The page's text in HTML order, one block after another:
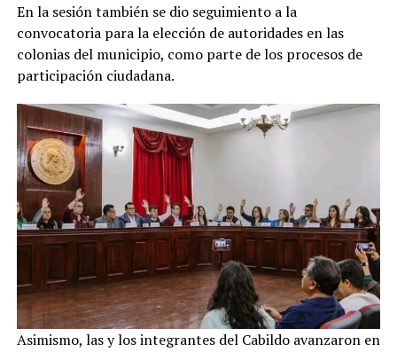
En la sesión también se dio seguimiento a la
convocatoria para la elección de autoridades en las
colonias del municipio, como parte de los procesos de
participación ciudadana.
Asimismo, las y los integrantes del Cabildo avanzaron en